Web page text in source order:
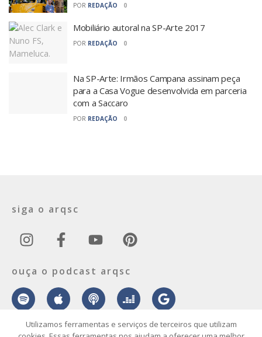
POR REDAÇÃO 0
Mobiliário autoral na SP-Arte 2017
POR REDAÇÃO 0
Na SP-Arte: Irmãos Campana assinam peça
para a Casa Vogue desenvolvida em parceria
com a Saccaro
POR REDAÇÃO 0
siga o arqsc
ouça o podcast arqsc
Utilizamos ferramentas e serviços de terceiros que utilizam